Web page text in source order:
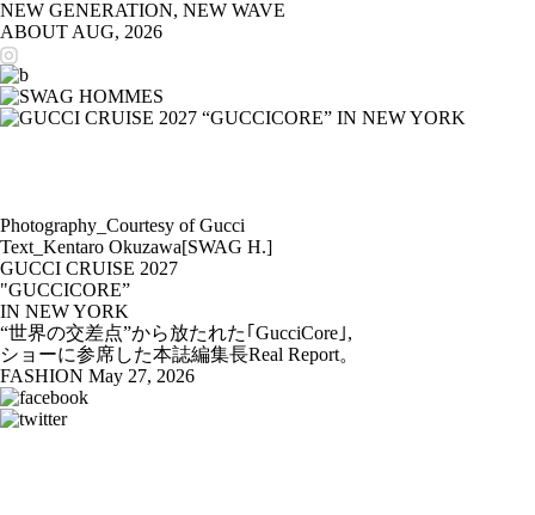
NEW GENERATION, NEW WAVE
ABOUT AUG, 2026
Photography_Courtesy of Gucci
Text_Kentaro Okuzawa[SWAG H.]
GUCCI CRUISE 2027
"GUCCICORE”
IN NEW YORK
“世界の交差点”から放たれた｢GucciCore｣,
ショーに参席した本誌編集長Real Report。
FASHION May 27, 2026